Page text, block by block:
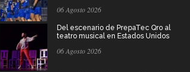
06 Agosto 2026
Del escenario de PrepaTec Qro al
teatro musical en Estados Unidos
06 Agosto 2026